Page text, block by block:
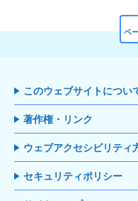
ペ
このウェブサイトについ
著作権・リンク
ウェブアクセシビリティ
セキュリティポリシー